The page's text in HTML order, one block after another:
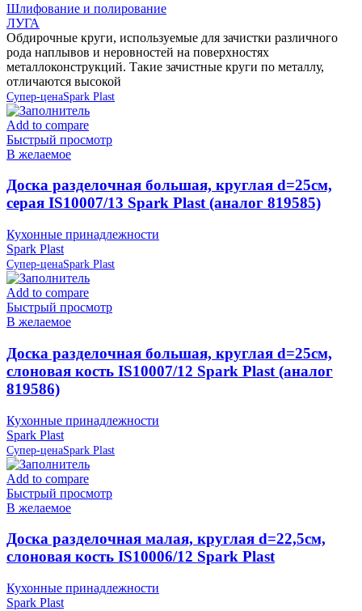
Шлифование и полирование
ЛУГА
Обдирочные круги, используемые для зачистки различного
рода наплывов и неровностей на поверхностях
металлоконструкций. Такие зачистные круги по металлу,
отличаются высокой
Супер-ценаSpark Plast
Add to compare
Быстрый просмотр
В желаемое
Доска разделочная большая, круглая d=25см,
серая IS10007/13 Spark Plast (аналог 819585)
Кухонные принадлежности
Spark Plast
Супер-ценаSpark Plast
Add to compare
Быстрый просмотр
В желаемое
Доска разделочная большая, круглая d=25см,
слоновая кость IS10007/12 Spark Plast (аналог
819586)
Кухонные принадлежности
Spark Plast
Супер-ценаSpark Plast
Add to compare
Быстрый просмотр
В желаемое
Доска разделочная малая, круглая d=22,5см,
слоновая кость IS10006/12 Spark Plast
Кухонные принадлежности
Spark Plast